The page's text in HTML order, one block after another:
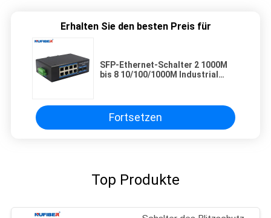
Erhalten Sie den besten Preis für
SFP-Ethernet-Schalter 2 1000M
bis 8 10/100/1000M Industrial
Fortsetzen
Top Produkte